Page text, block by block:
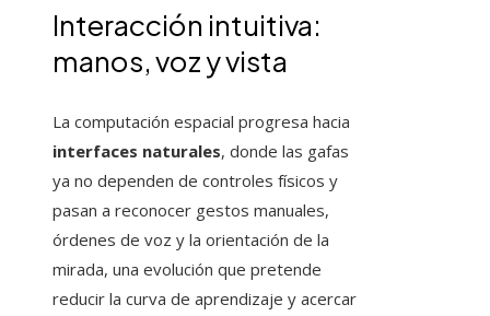
Interacción intuitiva:
manos, voz y vista
La computación espacial progresa hacia
interfaces naturales, donde las gafas
ya no dependen de controles físicos y
pasan a reconocer gestos manuales,
órdenes de voz y la orientación de la
mirada, una evolución que pretende
reducir la curva de aprendizaje y acercar